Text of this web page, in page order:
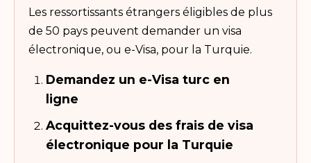
Les ressortissants étrangers éligibles de plus
de 50 pays peuvent demander un visa
électronique, ou e-Visa, pour la Turquie.
Demandez un e-Visa turc en
ligne
Acquittez-vous des frais de visa
électronique pour la Turquie